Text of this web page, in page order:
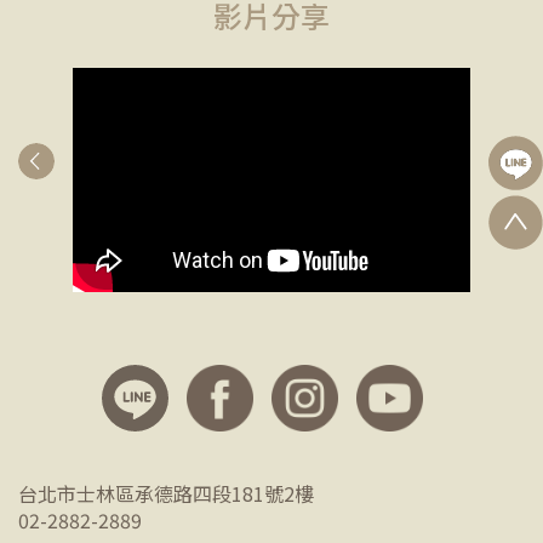
影片分享
台北市士林區承德路四段181號2樓
02-2882-2889